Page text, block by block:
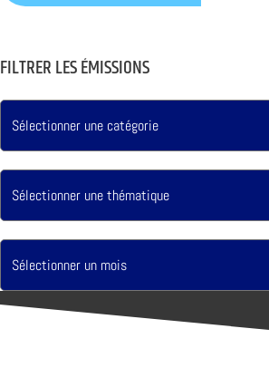
FILTRER LES ÉMISSIONS